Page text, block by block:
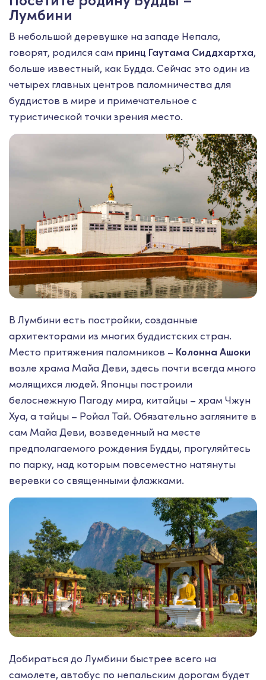
Лумбини
В небольшой деревушке на западе Непала,
говорят, родился сам принц Гаутама Сиддхартха,
больше известный, как Будда. Сейчас это один из
четырех главных центров паломничества для
буддистов в мире и примечательное с
туристической точки зрения место.
В Лумбини есть постройки, созданные
архитекторами из многих буддистских стран.
Место притяжения паломников – Колонна Ашоки
возле храма Майа Деви, здесь почти всегда много
молящихся людей. Японцы построили
белоснежную Пагоду мира, китайцы – храм Чжун
Хуа, а тайцы – Ройал Тай. Обязательно загляните в
сам Майа Деви, возведенный на месте
предполагаемого рождения Будды, прогуляйтесь
по парку, над которым повсеместно натянуты
веревки со священными флажками.
Добираться до Лумбини быстрее всего на
самолете, автобус по непальским дорогам будет